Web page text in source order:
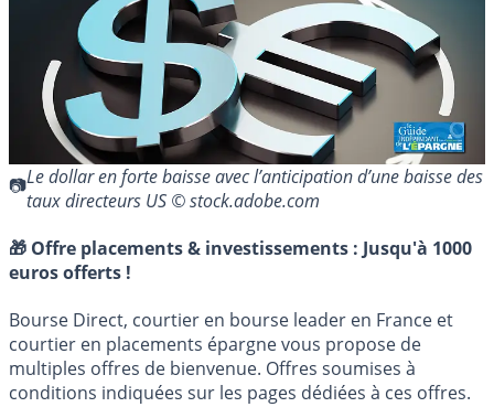
Le dollar en forte baisse avec l’anticipation d’une baisse des
taux directeurs US © stock.adobe.com
🎁 Offre placements & investissements : Jusqu'à 1000
euros offerts !
Bourse Direct, courtier en bourse leader en France et
courtier en placements épargne vous propose de
multiples offres de bienvenue. Offres soumises à
conditions indiquées sur les pages dédiées à ces offres.